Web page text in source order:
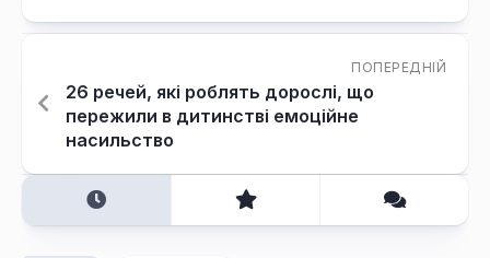
ПОПЕРЕДНІЙ
26 речей, які роблять дорослі, що
пережили в дитинстві емоційне
насильство